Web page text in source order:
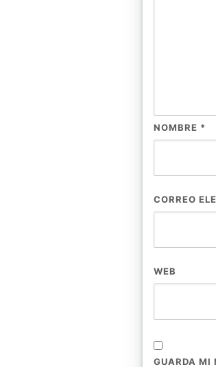
NOMBRE *
CORREO
WEB
GUARDA MI